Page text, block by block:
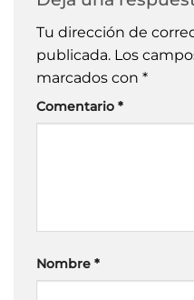
Tu dirección de
publicada. Los
marcados con *
Comentario *
Nombre *